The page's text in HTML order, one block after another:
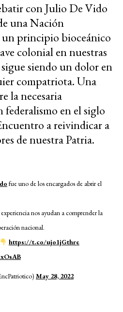
con Julio De Vido
una Nación
principio bioceánico
colonial en nuestras
siendo un dolor en
compatriota. Una
la necesaria
en el siglo
a reivindicar a
de nuestra Patria.
fue uno de los encargados de abrir el
nos ayudan a comprender la
nacional.
https://t.co/ujo1jGthre
May 28, 2022